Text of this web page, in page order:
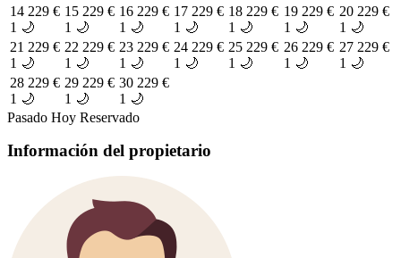
14 229 €
1 🌙
15 229 €
1 🌙
16 229 €
1 🌙
17 229 €
1 🌙
18 229 €
1 🌙
19 229 €
1 🌙
20 229 €
1 🌙
21 229 €
1 🌙
22 229 €
1 🌙
23 229 €
1 🌙
24 229 €
1 🌙
25 229 €
1 🌙
26 229 €
1 🌙
27 229 €
1 🌙
28 229 €
1 🌙
29 229 €
1 🌙
30 229 €
1 🌙
Pasado Hoy Reservado
Información del propietario